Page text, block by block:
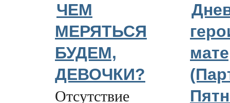
ЧЕМ
МЕРЯТЬСЯ
БУДЕМ,
ДЕВОЧКИ?
Отсутствие